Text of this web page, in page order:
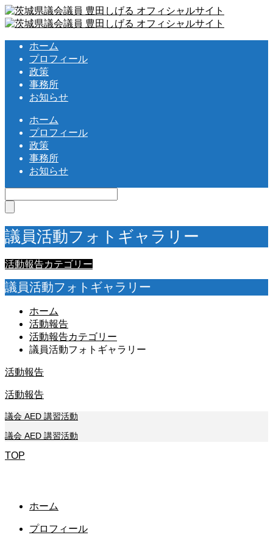
ホーム
プロフィール
政策
事務所
お知らせ
ホーム
プロフィール
政策
事務所
お知らせ
議員活動フォトギャラリー
活動報告カテゴリー
議員活動フォトギャラリー
ホーム
活動報告
活動報告カテゴリー
議員活動フォトギャラリー
活動報告
活動報告
議会 AED 講習活動
議会 AED 講習活動
TOP
ホーム
プロフィール